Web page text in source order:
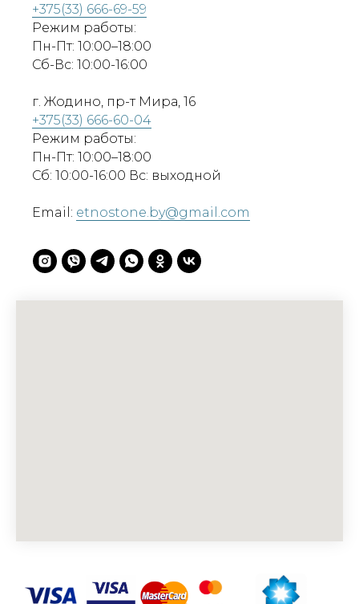
+375(33) 666-69-59
Режим работы:
Пн-Пт: 10:00–18:00
Сб-Вс: 10:00-16:00
г. Жодино, пр-т Мира, 16
+375(33) 666-60-04
Режим работы:
Пн-Пт: 10:00–18:00
Сб: 10:00-16:00 Вс: выходной
Email: etnostone.by@gmail.com